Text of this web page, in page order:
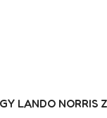
LANDO NORRIS